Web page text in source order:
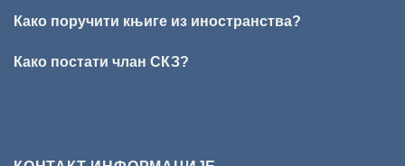
„Милован
поезију
Како поручити књиге из иностранства?
Како постати члан СКЗ?